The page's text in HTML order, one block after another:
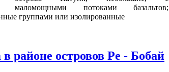
маломощными потоками базальтов;
группами или изолированные
районе островов Ре - Бобай